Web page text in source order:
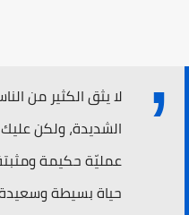
لا يثق الكثير من
الشديدة، ولكن
عمليّة حكيمة
حياة بسيطة